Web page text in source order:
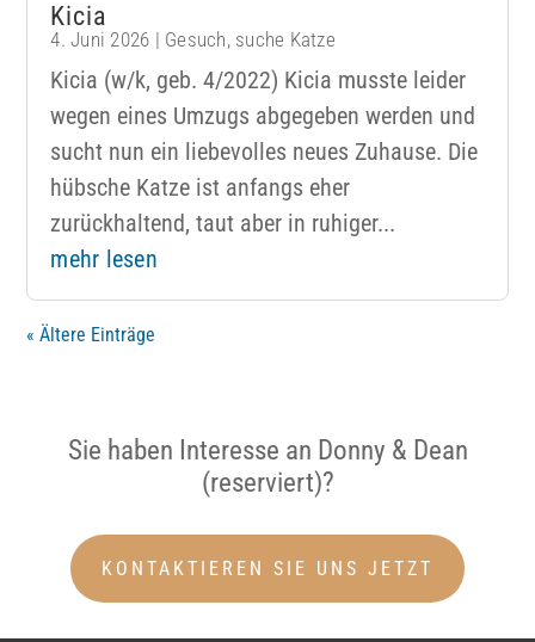
Kicia
4. Juni 2026 | Gesuch, suche Katze
Kicia (w/k, geb. 4/2022) Kicia musste leider
wegen eines Umzugs abgegeben werden und
sucht nun ein liebevolles neues Zuhause. Die
hübsche Katze ist anfangs eher
zurückhaltend, taut aber in ruhiger...
mehr lesen
« Ältere Einträge
Sie haben Interesse an Donny & Dean
(reserviert)?
KONTAKTIEREN SIE UNS JETZT